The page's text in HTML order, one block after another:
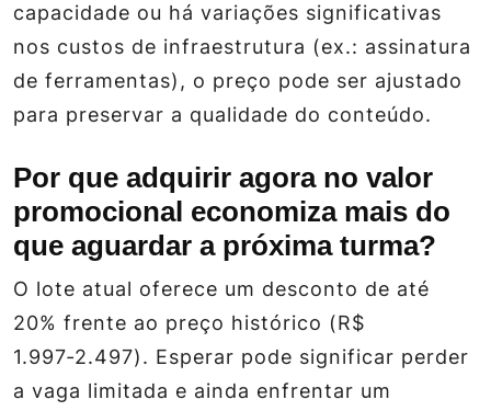
capacidade ou há variações significativas
nos custos de infraestrutura (ex.: assinatura
de ferramentas), o preço pode ser ajustado
para preservar a qualidade do conteúdo.
Por que adquirir agora no valor
promocional economiza mais do
que aguardar a próxima turma?
O lote atual oferece um desconto de até
20% frente ao preço histórico (R$
1.997‑2.497). Esperar pode significar perder
a vaga limitada e ainda enfrentar um